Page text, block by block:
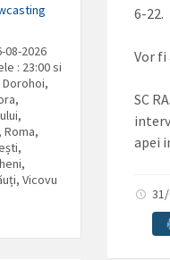
6-22.
Vor
SC
apei
08-2026
: 23:00 si
Dorohoi,
Roma,
Vicovu